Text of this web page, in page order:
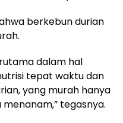
berkebun durian
dalam hal
tepat waktu dan
yang murah hanya
tegasnya.